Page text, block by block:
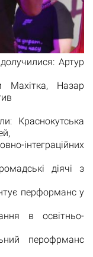
Артур
Назар
інтеграційних
діячі з
перформанс у
в освітньо-
перофрманс